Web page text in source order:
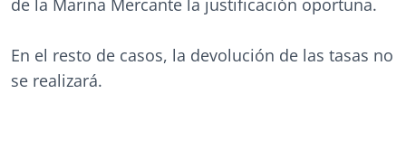
de la Marina Mercante la justificación oportuna.
En el resto de casos, la devolución de las tasas no
se realizará.